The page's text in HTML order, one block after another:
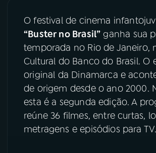
07ÚLTIMAS
08PRÊMIO RÁDIO MEC
ACOMPANHE A RÁDIO MEC
YouTube Facebook
O festival de cinema
“Buster no Brasil” ganha sua
temporada no Rio de Janeiro,
Cultural do Banco do Brasil. O
original da Dinamarca e
de origem desde o ano 2000.
esta é a segunda edição. A
reúne 36 filmes, entre curtas,
metragens e episódios para TV.